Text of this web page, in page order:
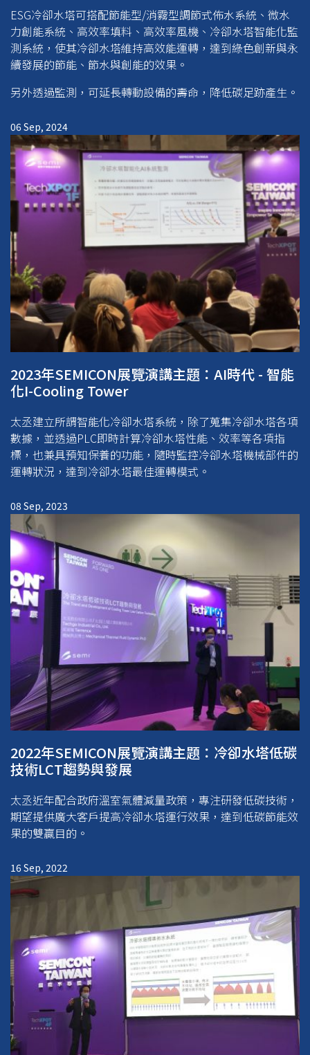
ESG冷卻水塔可搭配節能型/消霧型調節式佈水系統、微水
力創能系統、高效率填料、高效率風機、冷卻水塔智能化監
測系統，使其冷卻水塔維持高效能運轉，達到綠色創新與永
續發展的節能、節水與創能的效果。
另外透過監測，可延長轉動設備的壽命，降低碳足跡產生。
06 Sep, 2024
2023年SEMICON展覽演講主題：AI時代 - 智能
化I-Cooling Tower
太丞建立所謂智能化冷卻水塔系統，除了蒐集冷卻水塔各項
數據，並透過PLC即時計算冷卻水塔性能、效率等各項指
標，也兼具預知保養的功能，隨時監控冷卻水塔機械部件的
運轉狀況，達到冷卻水塔最佳運轉模式。
08 Sep, 2023
2022年SEMICON展覽演講主題：冷卻水塔低碳
技術LCT趨勢與發展
太丞近年配合政府溫室氣體減量政策，專注研發低碳技術，
期望提供廣大客戶提高冷卻水塔運行效果，達到低碳節能效
果的雙贏目的。
16 Sep, 2022